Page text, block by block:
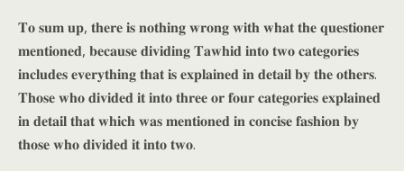
𝐓𝐨 𝐬𝐮𝐦 𝐮𝐩, 𝐭𝐡𝐞𝐫𝐞 𝐢𝐬 𝐧𝐨𝐭𝐡𝐢𝐧𝐠 𝐰𝐫𝐨𝐧𝐠 𝐰𝐢𝐭𝐡 𝐰𝐡𝐚𝐭 𝐭𝐡𝐞 𝐪𝐮𝐞𝐬𝐭𝐢𝐨𝐧𝐞𝐫
𝐦𝐞𝐧𝐭𝐢𝐨𝐧𝐞𝐝, 𝐛𝐞𝐜𝐚𝐮𝐬𝐞 𝐝𝐢𝐯𝐢𝐝𝐢𝐧𝐠 𝐓𝐚𝐰𝐡𝐢𝐝 𝐢𝐧𝐭𝐨 𝐭𝐰𝐨 𝐜𝐚𝐭𝐞𝐠𝐨𝐫𝐢𝐞𝐬
𝐢𝐧𝐜𝐥𝐮𝐝𝐞𝐬 𝐞𝐯𝐞𝐫𝐲𝐭𝐡𝐢𝐧𝐠 𝐭𝐡𝐚𝐭 𝐢𝐬 𝐞𝐱𝐩𝐥𝐚𝐢𝐧𝐞𝐝 𝐢𝐧 𝐝𝐞𝐭𝐚𝐢𝐥 𝐛𝐲 𝐭𝐡𝐞 𝐨𝐭𝐡𝐞𝐫𝐬.
𝐓𝐡𝐨𝐬𝐞 𝐰𝐡𝐨 𝐝𝐢𝐯𝐢𝐝𝐞𝐝 𝐢𝐭 𝐢𝐧𝐭𝐨 𝐭𝐡𝐫𝐞𝐞 𝐨𝐫 𝐟𝐨𝐮𝐫 𝐜𝐚𝐭𝐞𝐠𝐨𝐫𝐢𝐞𝐬 𝐞𝐱𝐩𝐥𝐚𝐢𝐧𝐞𝐝
𝐢𝐧 𝐝𝐞𝐭𝐚𝐢𝐥 𝐭𝐡𝐚𝐭 𝐰𝐡𝐢𝐜𝐡 𝐰𝐚𝐬 𝐦𝐞𝐧𝐭𝐢𝐨𝐧𝐞𝐝 𝐢𝐧 𝐜𝐨𝐧𝐜𝐢𝐬𝐞 𝐟𝐚𝐬𝐡𝐢𝐨𝐧 𝐛𝐲
𝐭𝐡𝐨𝐬𝐞 𝐰𝐡𝐨 𝐝𝐢𝐯𝐢𝐝𝐞𝐝 𝐢𝐭 𝐢𝐧𝐭𝐨 𝐭𝐰𝐨.